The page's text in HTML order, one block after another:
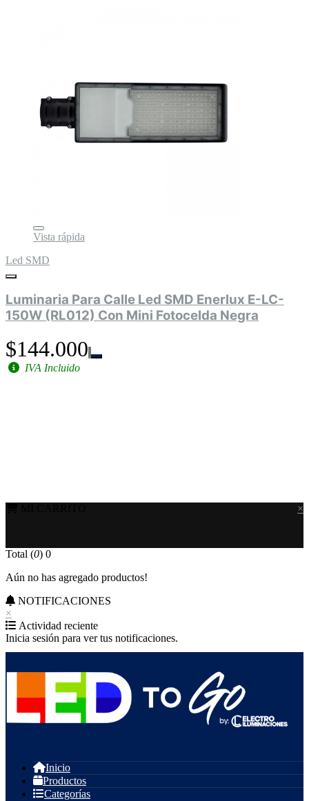
Vista rápida
Led SMD
Luminaria Para Calle Led SMD Enerlux E-LC-
150W (RL012) Con Mini Fotocelda Negra
$144.000
IVA Incluido
×
Total (0) 0
Aún no has agregado productos!
NOTIFICACIONES
×
Actividad reciente
Inicia sesión para ver tus notificaciones.
Inicio
Productos
Categorías